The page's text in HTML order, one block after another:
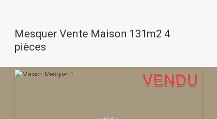
Mesquer Vente Maison 131m2 4
pièces